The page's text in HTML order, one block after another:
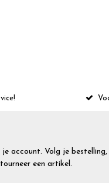
je account. Volg je bestelling,
een artikel.